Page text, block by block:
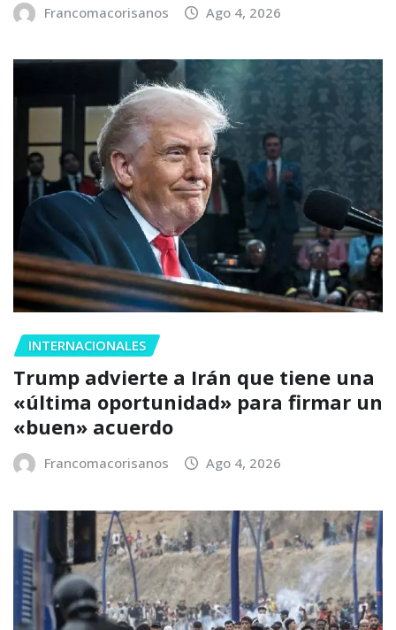
Francomacorisanos Ago 4, 2026
INTERNACIONALES
Trump advierte a Irán que tiene una
«última oportunidad» para firmar un
«buen» acuerdo
Francomacorisanos Ago 4, 2026